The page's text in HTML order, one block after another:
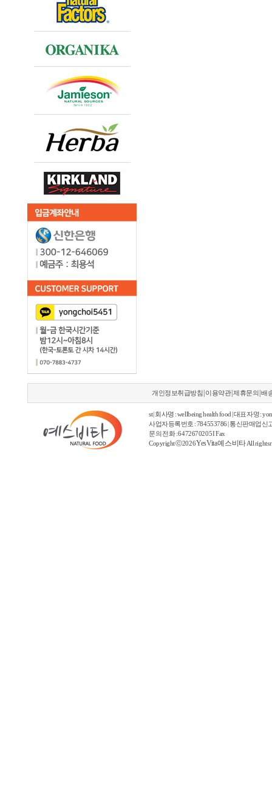
개인정보취급방침 이용약관|제휴문의 |배
st | 회사명 : wellbeing health food | 대표자명 :
사업자등록번호 : 784553786 | 통신판매업신
문의 전화 : 6472670205 I Fax
Copyright ⓒ2026YesVita 예스비타All rights